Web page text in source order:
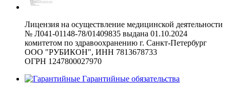
Лицензия на осуществление медицинской деятельности
№ Л041-01148-78/01409835 выдана 01.10.2024
комитетом по здравоохранению г. Санкт-Петербург
ООО "РУБИКОН", ИНН 7813678733
ОГРН 1247800027970
Гарантийные обязательства